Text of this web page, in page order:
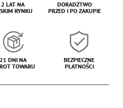
LAT NA
RYNKU
DORADZTWO
PRZED I PO ZAKUPIE
21 DNI NA
TOWARU
BEZPIECZNE
PŁATNOŚCI